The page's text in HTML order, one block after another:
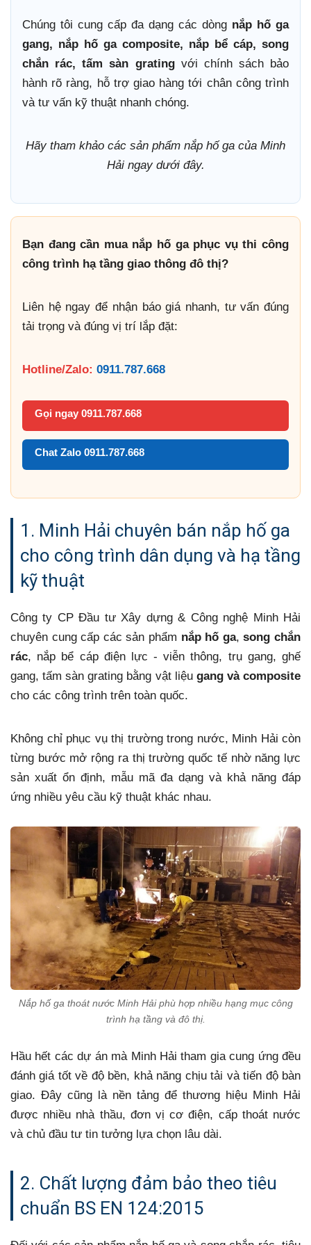
Chúng tôi cung cấp đa dạng các dòng nắp hố ga
gang, nắp hố ga composite, nắp bể cáp, song
chắn rác, tấm sàn gratingvới chính sách bảo
hành rõ ràng, hỗ trợ giao hàng tới chân công trình
và tư vấn kỹ thuật nhanh chóng.
Hãy tham khảo các sản phẩm nắp hố ga của Minh
Hải ngay dưới đây.
Bạn đang cần mua nắp hố ga phục vụ thi công
công trình hạ tầng giao thông đô thị?
Liên hệ ngay để nhận báo giá nhanh, tư vấn đúng
tải trọng và đúng vị trí lắp đặt:
Hotline/Zalo: 0911.787.668
Gọi ngay 0911.787.668
Chat Zalo 0911.787.668
1. Minh Hải chuyên bán nắp hố ga
cho công trình dân dụng và hạ tầng
kỹ thuật
Công ty CP Đầu tư Xây dựng & Công nghệ Minh Hải
chuyên cung cấp các sản phẩm nắp hố ga,song chắn
rác, nắp bể cáp điện lực - viễn thông, trụ gang, ghế
gang, tấm sàn grating bằng vật liệu gang và composite
cho các công trình trên toàn quốc.
Không chỉ phục vụ thị trường trong nước, Minh Hải còn
từng bước mở rộng ra thị trường quốc tế nhờ năng lực
sản xuất ổn định, mẫu mã đa dạng và khả năng đáp
ứng nhiều yêu cầu kỹ thuật khác nhau.
Nắp hố ga thoát nước Minh Hải phù hợp nhiều hạng mục công
trình hạ tầng và đô thị.
Hầu hết các dự án mà Minh Hải tham gia cung ứng đều
đánh giá tốt về độ bền, khả năng chịu tải và tiến độ bàn
giao. Đây cũng là nền tảng để thương hiệu Minh Hải
được nhiều nhà thầu, đơn vị cơ điện, cấp thoát nước
và chủ đầu tư tin tưởng lựa chọn lâu dài.
2. Chất lượng đảm bảo theo tiêu
chuẩn BS EN 124:2015